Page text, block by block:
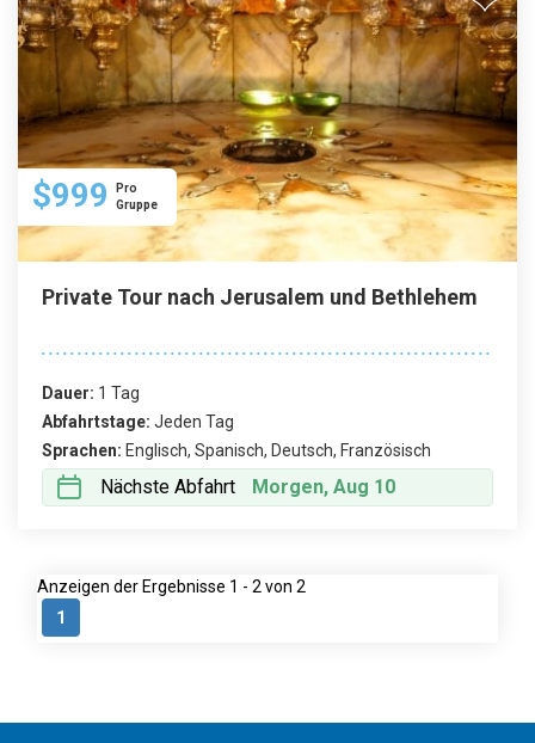
Woche. Unser freundlicher Kundenservice
beantwortet gerne Ihre Fragen und hilft Ihnen bei
der Planung einer perfekten Tour nach Bethlehem
und Jericho.
$999
Pro
Gruppe
Private Tour nach Jerusalem und Bethlehem
Dauer: 1 Tag
Abfahrtstage: Jeden Tag
Sprachen: Englisch, Spanisch, Deutsch, Französisch
Nächste Abfahrt Morgen, Aug 10
Anzeigen der Ergebnisse 1 - 2 von 2
1